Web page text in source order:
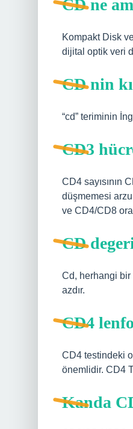
CD ne
Kompakt Disk
dijital optik veri
CD nin
“cd” teriminin
CD3
CD4 sayısının
düşmemesi arzu
ve CD4/CD8
CD
Cd, herhangi
azdır.
CD4
CD4 testindeki
önemlidir. CD4
Kanda